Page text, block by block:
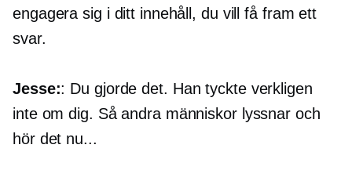
engagera sig i ditt innehåll, du vill få fram ett
svar.
Jesse:: Du gjorde det. Han tyckte verkligen
inte om dig. Så andra människor lyssnar och
hör det nu...